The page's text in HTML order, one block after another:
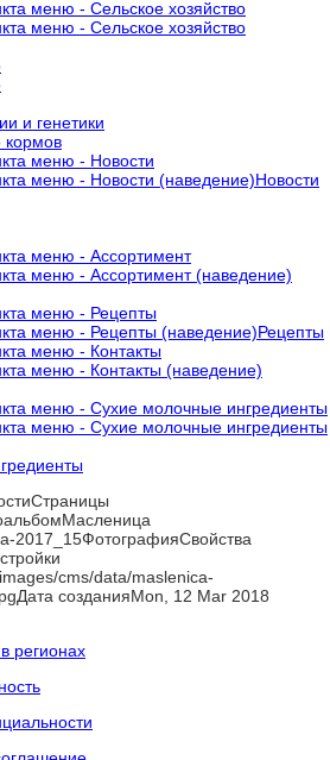
и генетики
кормов
Новости
Рецепты
2017_15ФотографияСвойства
cms/data/maslenica-
созданияMon, 12 Mar 2018
регионах